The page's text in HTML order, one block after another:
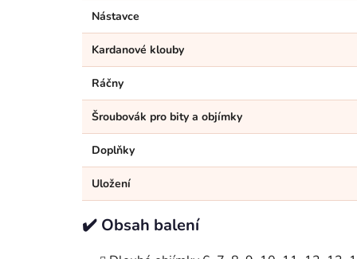
Nástavce
Kardanové klouby
Ráčny
Šroubovák pro bity a objímky
Doplňky
Uložení
✔️ Obsah balení